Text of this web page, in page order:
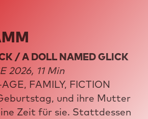
/ A DOLL NAMED GLICK
2026, 11 Min
FAMILY, FICTION
und ihre Mutter
Zeit für sie. Stattdessen